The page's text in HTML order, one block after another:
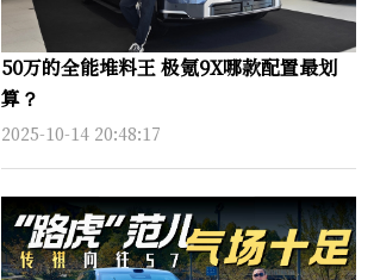
50万的全能堆料王 极氪9X哪款配置最划
算？
2025-10-14 20:48:17